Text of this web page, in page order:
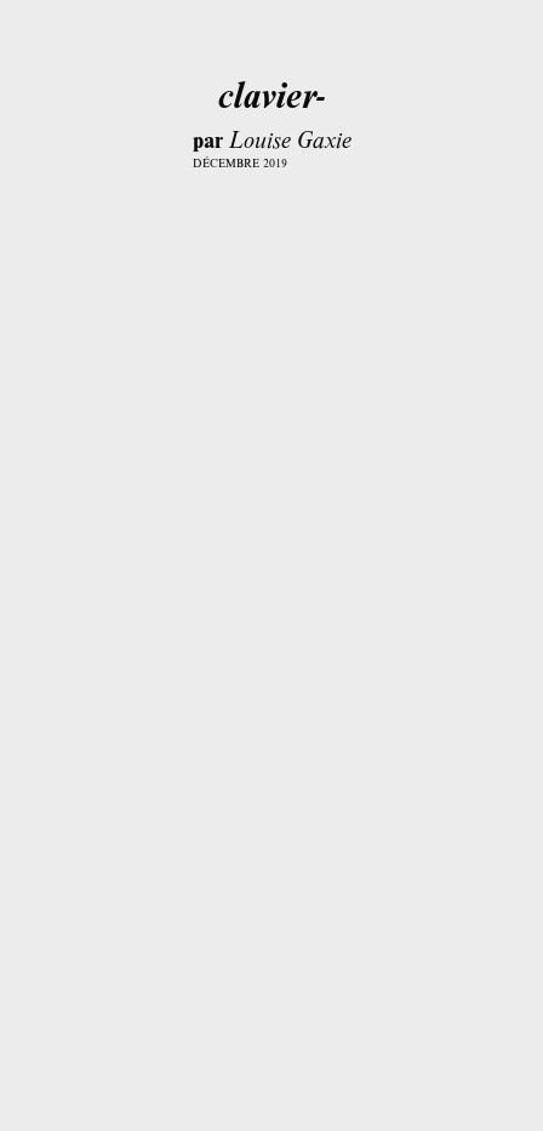
clavier-
par Louise Gaxie
DÉCEMBRE 2019